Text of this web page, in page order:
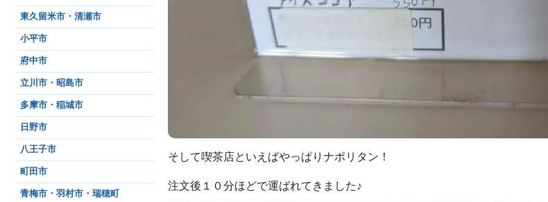
そして喫茶店といえばやっぱりナポリタン！
注文後１０分ほどで運ばれてきました♪
東久留米市・清瀬市
小平市
府中市
立川市・昭島市
多摩市・稲城市
日野市
八王子市
町田市
青梅市・羽村市・瑞穂町